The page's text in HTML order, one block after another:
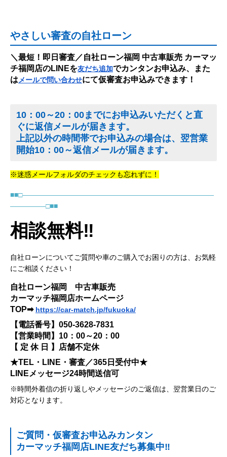
やさしい審査の自社ローン
＼最短！即日審査／自社ローン福岡 中古車販売 カーマッ
チ福岡店のLINEを友だち追加でカンタンお申込み、また
はメールで問い合わせにて仮審査お申込みできます！
10：00～20：00までにお申込みいただくと直
ぐに返信メールが届きます。
上記以外の時間帯でお申込みの場合は、翌営業
開始10：00～返信メールが届きます。
※迷惑メールフォルダのチェックも忘れずに！
■■□―――――――――――――――――――――――――――
―――――□■■
相談無料‼
自社ローンについてご質問や車のご購入でお困りの方は、お気軽
にご相談ください！
自社ローン福岡 中古車販売
カーマッチ福岡店ホームページ
TOP➡ https://car-match.jp/fukuoka/
【電話番号】050-3628-7831
【営業時間】10：00～20：00
【 定 休 日 】店舗不定休
★TEL・LINE・審査／365日受付中★
LINEメッセージ24時間送信可
※時間外着信の折り返しやメッセージのご返信は、翌営業日のご
対応となります。
ご質問・仮審査お申込みカンタン
カーマッチ福岡店LINE友だち募集中‼